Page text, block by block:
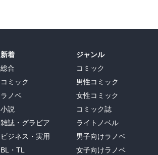
新着
総合
コミック
ラノベ
小説
雑誌・グラビア
ビジネス・実用
BL・TL
ジャンル
コミック
男性コミック
女性コミック
コミック誌
ライトノベル
男子向けラノベ
女子向けラノベ